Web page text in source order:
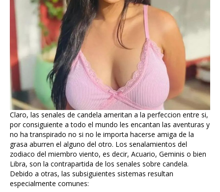
Claro, las senales de candela ameritan a la perfeccion entre si,
por consiguiente a todo el mundo les encantan las aventuras y
no ha transpirado no si no le importa hacerse amiga de la
grasa aburren el alguno del otro. Los senalamientos del
zodiaco del miembro viento, es decir, Acuario, Geminis o bien
Libra, son la contrapartida de los senales sobre candela.
Debido a otras, las subsiguientes sistemas resultan
especialmente comunes: